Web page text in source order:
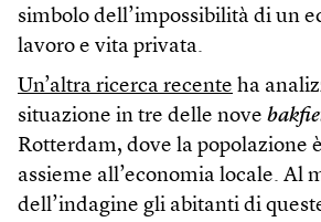
simbolo dell’impossibilità di un
lavoro e vita privata.
Un’altra ricerca recente ha
situazione in tre delle nove
Rotterdam, dove la popolazione
assieme all’economia locale. Al
dell’indagine gli abitanti di